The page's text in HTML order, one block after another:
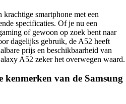
smartphone met een
specificaties. Of je nu een
of gewoon op zoek bent naar
dagelijks gebruik, de A52 heeft
prijs en beschikbaarheid van
A52 zeker het overwegen waard.
van de Samsung